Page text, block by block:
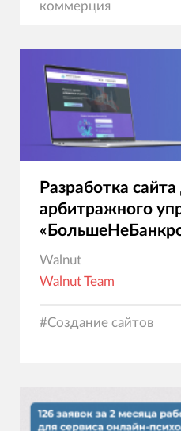
коммерция
Разработка
арбитражного
Walnut
Walnut Team
#Создание сайтов